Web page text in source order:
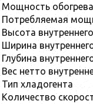
Мощность обогрева
Потребляемая
Высота
Ширина
Глубина
Вес нетто
Тип хладогента
Количество